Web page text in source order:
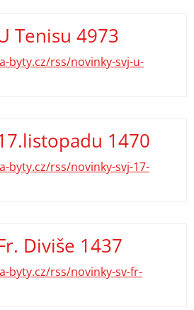
Tenisu 4973
byty.cz/rss/novinky-svj-u-
1470
byty.cz/rss/novinky-svj-17-
Diviše 1437
byty.cz/rss/novinky-sv-fr-